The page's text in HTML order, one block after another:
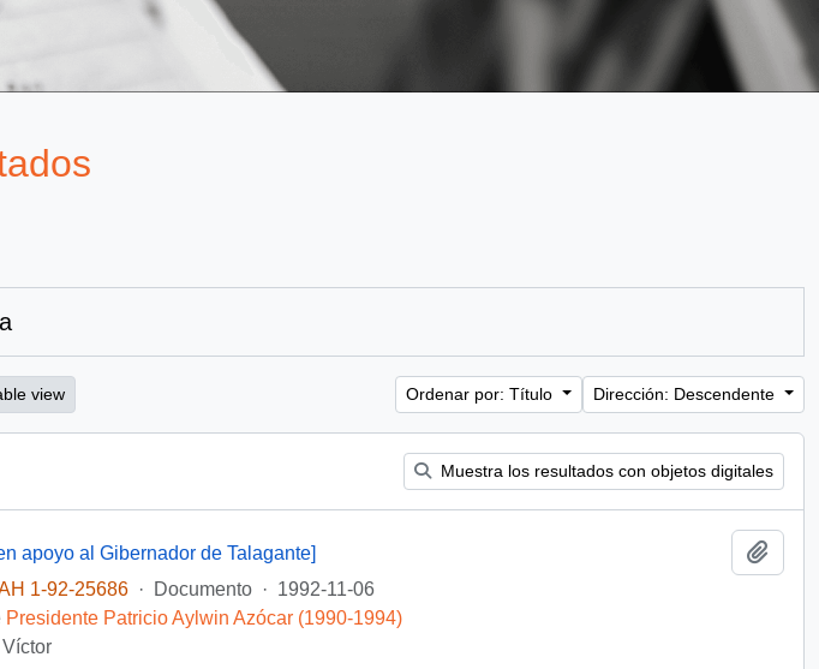
view Ordenar por: Título Dirección: Descendente
Muestra los resultados con objetos digitales
apoyo al Gibernador de Talagante]
1-92-25686
· Documento · 1992-11-06
Presidente Patricio Aylwin Azócar (1990-1994)